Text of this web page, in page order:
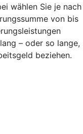
wählen Sie je nach
von bis
– oder so lange,
beziehen.